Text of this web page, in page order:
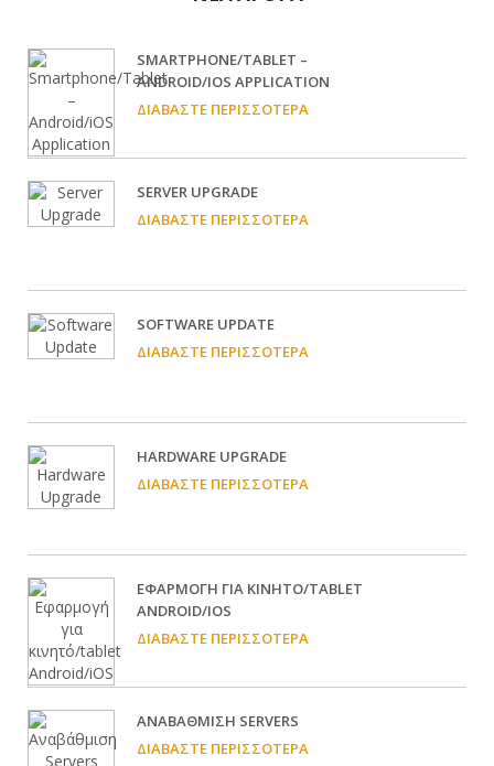
SMARTPHONE/TABLET –
ANDROID/IOS APPLICATION
ΔΙΑΒΆΣΤΕ ΠΕΡΙΣΣΌΤΕΡΑ
SERVER UPGRADE
ΔΙΑΒΆΣΤΕ ΠΕΡΙΣΣΌΤΕΡΑ
SOFTWARE UPDATE
ΔΙΑΒΆΣΤΕ ΠΕΡΙΣΣΌΤΕΡΑ
HARDWARE UPGRADE
ΔΙΑΒΆΣΤΕ ΠΕΡΙΣΣΌΤΕΡΑ
EΦΑΡΜΟΓΉ ΓΙΑ ΚΙΝΗΤΌ/TABLET
ANDROID/IOS
ΔΙΑΒΆΣΤΕ ΠΕΡΙΣΣΌΤΕΡΑ
ΑΝΑΒΆΘΜΙΣΗ SERVERS
ΔΙΑΒΆΣΤΕ ΠΕΡΙΣΣΌΤΕΡΑ